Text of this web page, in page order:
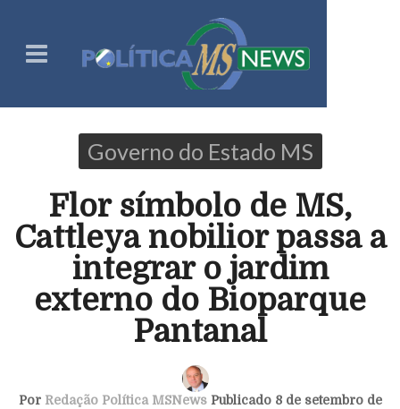
Governo do Estado MS
Flor símbolo de MS,
Cattleya nobilior passa a
integrar o jardim
externo do Bioparque
Pantanal
Por Redação Política MSNewsPublicado 8 de setembro de